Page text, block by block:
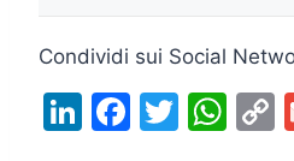
Condividi sui Social
Li F
T
W